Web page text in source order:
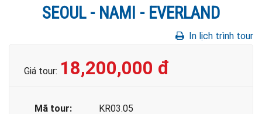
SEOUL - NAMI - EVERLAND
In lịch trình tour
Giá tour: 18,200,000 đ
Mã tour: KR03.05